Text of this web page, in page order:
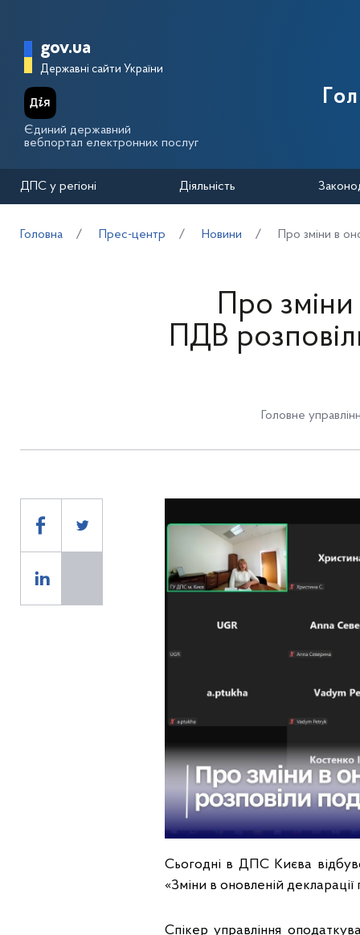
Головна сторінка Державної
gov.ua
Державні сайти України
Єдиний державний
вебпортал електронних послуг
ДПС у регіоні Діяльність
Головна Прес-центр Новини Про зміни в
Про зміни
ПДВ
Головне
Сьогодні в ДПС Києва
«Зміни в оновленій
Спікер управління